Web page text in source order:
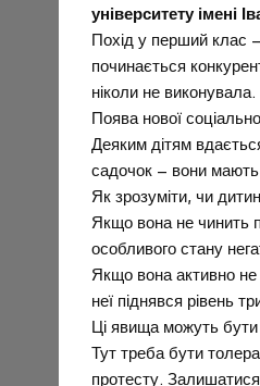
університету імені
Похід у перший клас
починається
ніколи не виконувала.
Поява нової
Деяким дітям
садочок – вони мають
Як зрозуміти, чи
Якщо вона не чинить
особливого стану
Якщо вона активно
неї піднявся рівень
Ці явища можуть бути
Тут треба бути
протесту.